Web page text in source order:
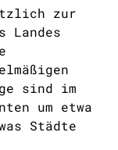
zur
Landes
sind im
um etwa
Städte